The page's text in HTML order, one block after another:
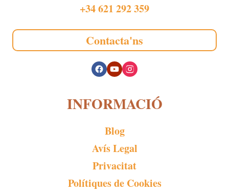
+34 621 292 359
Contacta'ns
INFORMACIÓ
Blog
Avís Legal
Privacitat
Polítiques de Cookies